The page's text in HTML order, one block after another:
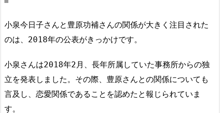
小泉今日子さんと豊原功補さんの関係が大きく注目された
のは、2018年の公表がきっかけです。
小泉さんは2018年2月、長年所属していた事務所からの独
立を発表しました。その際、豊原さんとの関係についても
言及し、恋愛関係であることを認めたと報じられていま
す。